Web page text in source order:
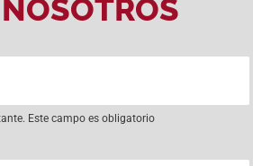
Este campo es obligatorio